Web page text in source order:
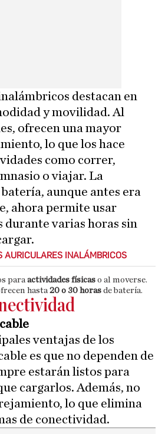
destacan en
y movilidad. Al
ofrecen una mayor
lo que los hace
como correr,
o viajar. La
aunque antes era
ahora permite usar
durante varias horas sin
AURICULARES INALÁMBRICOS
paraactividades físicas o al moverse.
hasta20 o 30 horas de batería.
ventajas de los
es que no dependen de
estarán listos para
cargarlos. Además, no
lo que elimina
de conectividad.